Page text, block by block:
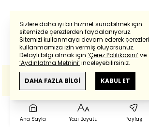
ÖNERİLEN VİDEO
Videoyu
Ana Sayfa Yazı Boyutu Paylaş
Sizlere daha iyi bir hizmet sunabilmek için
sitemizde çerezlerden faydalanıyoruz.
Sitemizi kullanmaya devam ederek çerezleri
kullanmamıza izin vermiş oluyorsunuz.
Detaylı bilgi almak için ‘Çerez Politikasını’ve
‘Aydınlatma Metnini’inceleyebilirsiniz.
DAHA FAZLA BİLGİ KABUL ET
Powered by Translate
Bu çevirideGoogle Transletekullanılmıştır.
Anlam ve çeviri hatalarından
haberturk.com
sorumlu değildir.